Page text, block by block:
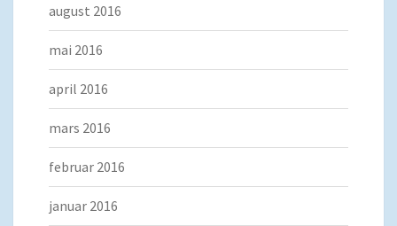
august 2016
mai 2016
april 2016
mars 2016
februar 2016
januar 2016